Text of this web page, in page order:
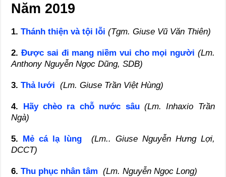
Năm 2019
1.Thánh thiện và tội lỗi (Tgm. Giuse Vũ Văn Thiên)
2. Được sai đi mang niềm vui cho mọi người (Lm.
Anthony Nguyễn Ngọc Dũng, SDB)
3.Thả lưới (Lm. Giuse Trần Việt Hùng)
4. Hãy chèo ra chỗ nước sâu (Lm. Inhaxio Trần
Ngà)
5. Mẻ cá lạ lùng
(Lm.. Giuse Nguyễn Hưng Lợi,
DCCT)
6.Thu phục nhân tâm (Lm. Nguyễn Ngọc Long)